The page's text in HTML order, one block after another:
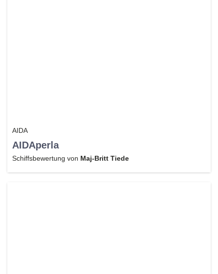
AIDA
AIDAperla
Schiffsbewertung von Maj-Britt Tiede